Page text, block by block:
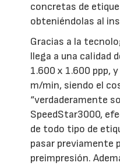
concretas de
obteniéndolas al
Gracias a la
llega a una calidad
1.600 x 1.600 ppp,
m/min, siendo el
“verdaderamente
SpeedStar3000,
de todo tipo de
pasar previamente
preimpresión.